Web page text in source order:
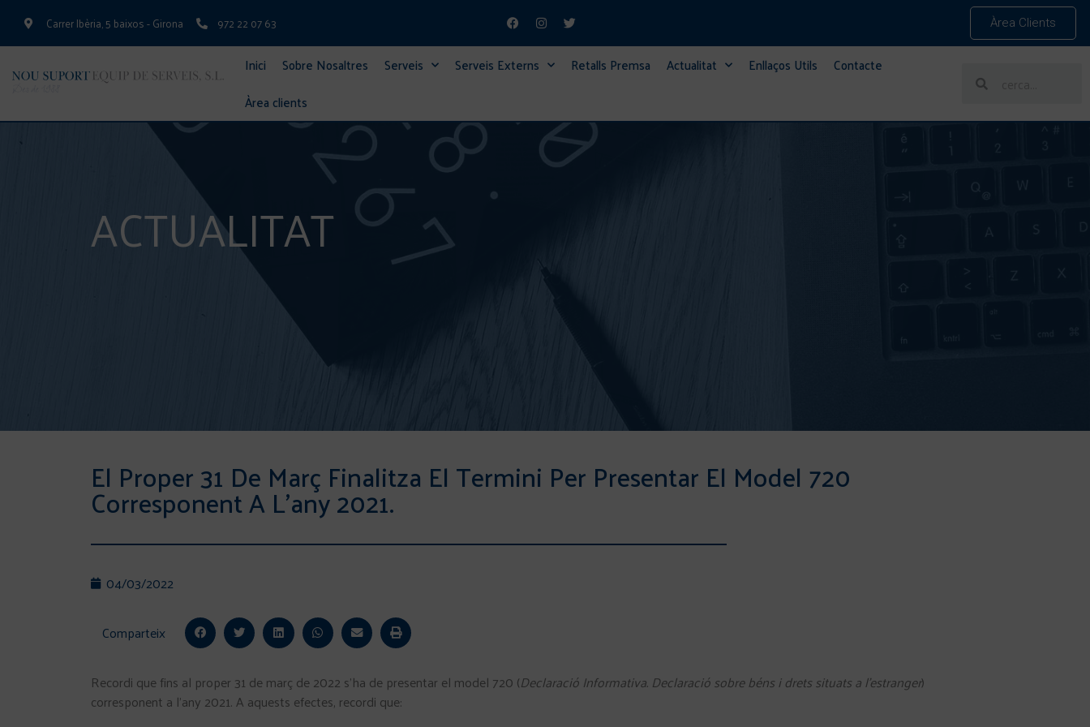
Carrer Ibèria, 5 baixos - Girona 972 22 07 63 Àrea Clients
Inici Sobre Nosaltres Serveis Serveis Externs Retalls Premsa Actualitat Enllaços Utils
Contacte
Àrea clients
ACTUALITAT
El Proper 31 De Març Finalitza El Termini Per Presentar El Model 720
Corresponent A L’any 2021.
04/03/2022
Comparteix
Recordi que fins al proper 31 de març de 2022 s’ha de presentar el model 720 (Declaració Informativa. Declaració sobre béns i drets situats a l’estranger)
corresponent a l’any 2021. A aquests efectes, recordi que: